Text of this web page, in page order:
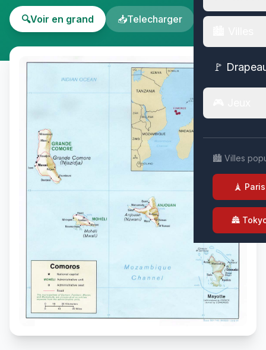
🚩
🏙️ Villes
🗼 Paris
🏯
🔍Voir en grand 📥Telecharger